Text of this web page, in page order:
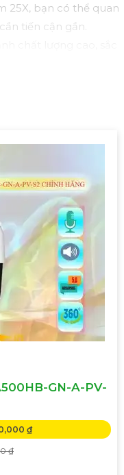
25X, bạn có thể quan
tiến cận gần.
theo dõi những vị trí
tự động.
và cảnh báo thông
biết và phát hiện
ngôi nhà hoặc doanh
gọn, dễ lắp đặt và ứng
khác nhau, từ trong
yên tâm về việc
nơi mà không gặp
GN-A-PV-
₫
₫